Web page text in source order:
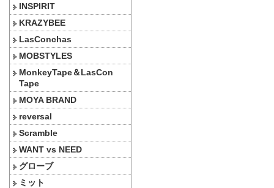
INSPIRIT
KRAZYBEE
LasConchas
MOBSTYLES
MonkeyTape＆LasCon
Tape
MOYA BRAND
reversal
Scramble
WANT vs NEED
グローブ
ミット